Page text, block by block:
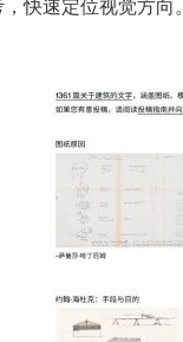
快速定位视觉方向。